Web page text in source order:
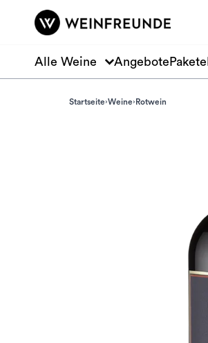
Zum Hauptinhalt springen
Alle Weine Angebote Pakete
Startseite Weine Rotwein